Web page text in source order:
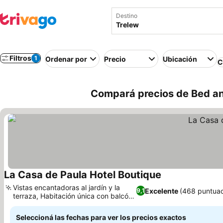
Destino
Filtros 1 Ordenar por Precio Ubicación
Compará precios de Bed
La Casa de Paula Hotel Boutique
9,1Excelente (468
Vistas encantadoras al jardín y la
terraza, Habitación única con balcón
al jardín
Seleccioná las fechas para ver los precios exactos